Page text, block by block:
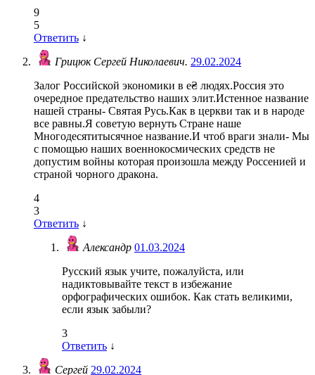
9
5
Ответить ↓
Грицюк Сергей Николаевич. 29.02.2024
Залог Российской экономики в е₴ людях.Россия это
очередное предательство наших элит.Истенное название
нашей страны- Святая Русь.Как в церкви так и в народе
все равны.Я советую вернуть Стране наше
Многодесятитысячное название.И чтоб враги знали- Мы
с помощью наших военнокосмических средств не
допустим войны которая произошла между Россенией и
страной чорного дракона.
4
3
Ответить ↓
Александр 01.03.2024
Русский язык учите, пожалуйста, или
надиктовывайте текст в избежание
орфографических ошибок. Как стать великими,
если язык забыли?
3
Ответить ↓
Сергей 29.02.2024